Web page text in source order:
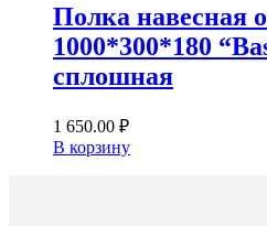
Полка навесная
1000*300*180
сплошная
1 650.00 ₽
В корзину